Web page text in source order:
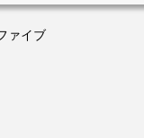
ァイブ